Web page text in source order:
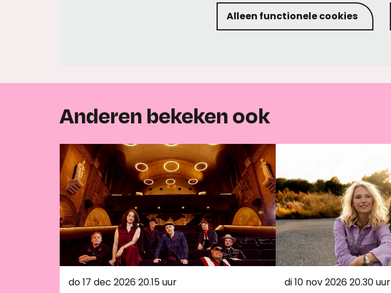
Alleen functionele cookies
Anderen bekeken ook
do 17 dec 202620.15 uur di 10 nov 202620.30 uur